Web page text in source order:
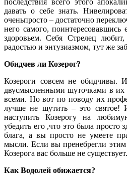
давать о себе знать.
оченьпросто – достаточно
него самого,поинтересовавшись
здоровьем.Себя Стрелец любит
радостью и энтузиазмом, тут же
Обидчев ли Козерог?
Козероги совсем не обидчивы.И
двусмысленными шуточками в их
всеми. Но вот по поводу их
лучше не шутить–это святое!
наступить
Козерогу на
убедить его,что это была просто
блага, а вы просто не умеете
мысли.Если вы пренебрегли этим
Козерога вас больше не существует.
Как Водолей обижается?